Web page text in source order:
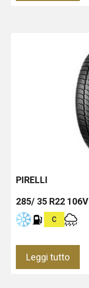
PIRELLI
285/ 35 R22 106V
C
Leggi tutto